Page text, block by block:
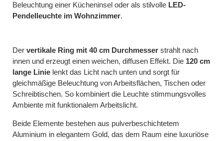
Beleuchtung einer Kücheninsel oder als stilvolle LED-
Pendelleuchte im Wohnzimmer.
Der vertikale Ring mit 40 cm Durchmesser strahlt nach
innen und erzeugt einen weichen, diffusen Effekt. Die 120 cm
lange Linie lenkt das Licht nach unten und sorgt für
gleichmäßige Beleuchtung von Arbeitsflächen, Tischen oder
Schreibtischen. So kombiniert die Leuchte stimmungsvolles
Ambiente mit funktionalem Arbeitslicht.
Beide Elemente bestehen aus pulverbeschichtetem
Aluminium in elegantem Gold, das dem Raum eine luxuriöse